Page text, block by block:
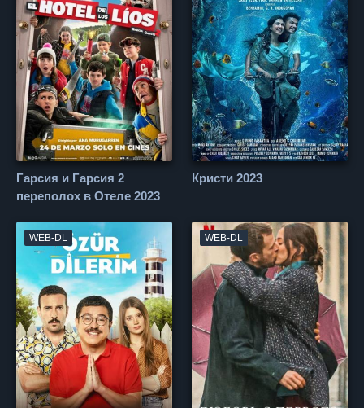
Гарсия и Гарсия 2
переполох в Отеле 2023
Кристи 2023
WEB-DL WEB-DL